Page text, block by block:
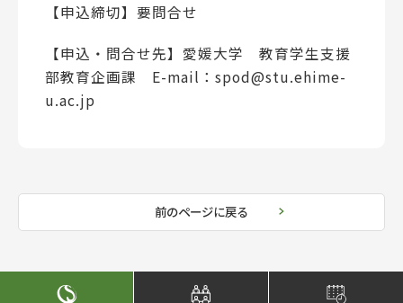
【申込締切】要問合せ
【申込・問合せ先】愛媛大学 教育学生支援
部教育企画課 E-mail：spod@stu.ehime-
u.ac.jp
前のページに戻る